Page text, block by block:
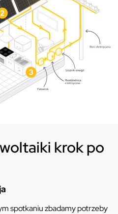
krok po
spotkaniu zbadamy potrzeby